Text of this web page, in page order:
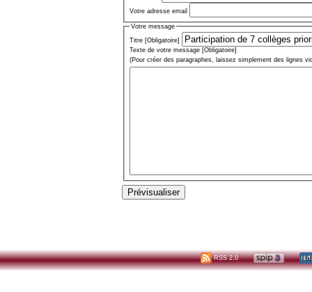
Votre adresse email
Votre message
Titre [Obligatoire]
Texte de votre message [Obligatoire]
(Pour créer des paragraphes, laissez simplement des lignes
RSS 2.0